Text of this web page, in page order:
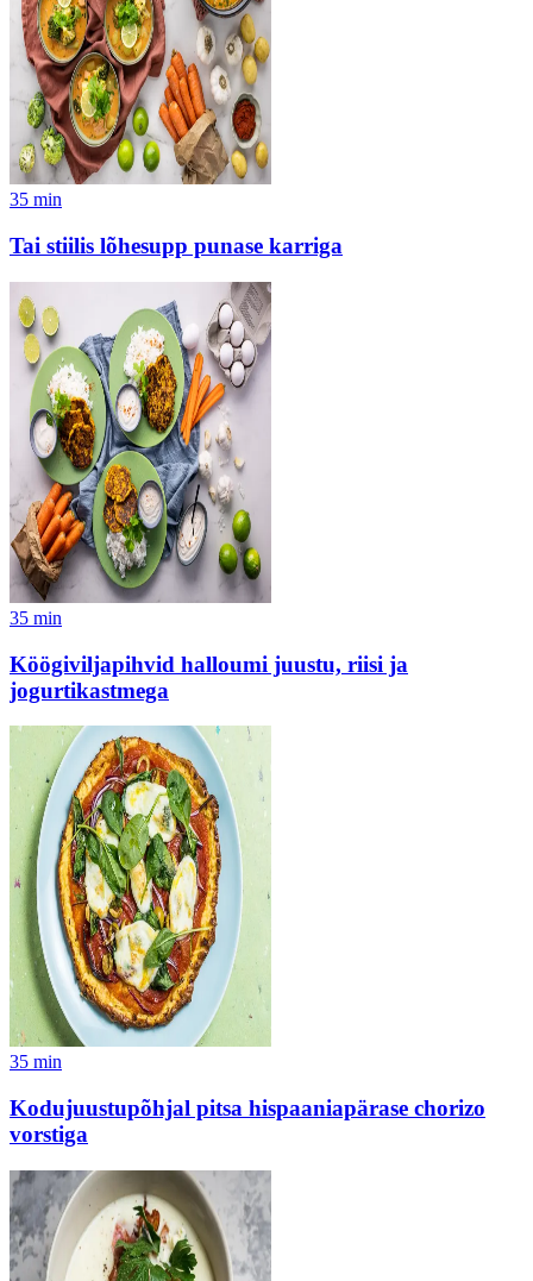
35 min
Tai stiilis lõhesupp punase karriga
35 min
Köögiviljapihvid halloumi juustu, riisi ja
jogurtikastmega
35 min
Kodujuustupõhjal pitsa hispaaniapärase chorizo
vorstiga